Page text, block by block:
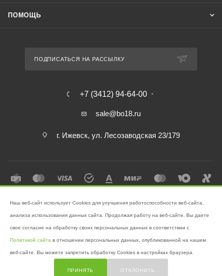
ПОМОЩЬ
ПОДПИСАТЬСЯ НА РАССЫЛКУ
+7 (3412) 94-64-00
sale@bo18.ru
г. Ижевск, ул. Лесозаводская 23/179
поддержании чистоты!
Наш веб-сайт использует Cookies для улучшения работоспособности веб-сайта,
анализа использования данных сайта. Продолжая работу на веб-сайте, Вы даете
свое согласие на обработку своих персональных данных в соответствии с
Политикой сайта в отношении персональных данных, опубликованной на нашем
веб-сайте. Вы можете запретить обработку Cookies в настройках браузера.
ПРИНЯТЬ ОТКЛОНИТЬ